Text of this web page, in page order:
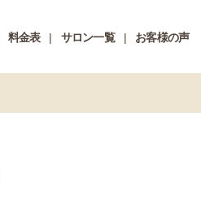
料金表 サロン一覧 お客様の声